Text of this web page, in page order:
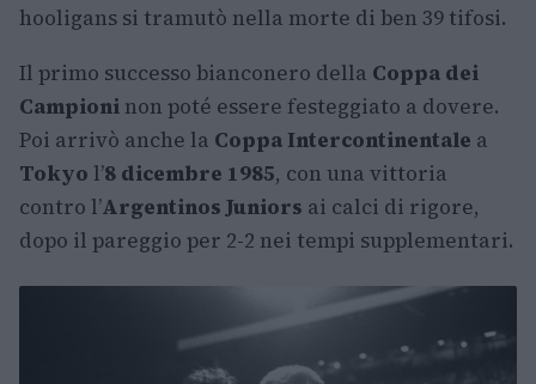
hooligans si tramutò nella morte di ben 39 tifosi.
Il primo successo bianconero della Coppa dei
Campioni non poté essere festeggiato a dovere.
Poi arrivò anche la Coppa Intercontinentale a
Tokyo l’8 dicembre 1985, con una vittoria
contro l’Argentinos Juniors ai calci di rigore,
dopo il pareggio per 2-2 nei tempi supplementari.